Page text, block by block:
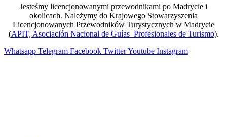
Jesteśmy licencjonowanymi przewodnikami po Madrycie i
okolicach. Należymy do Krajowego Stowarzyszenia
Licencjonowanych Przewodników Turystycznych w Madrycie
(APIT, Asociación Nacional de Guías Profesionales de Turismo).
Whatsapp Telegram Facebook TwitterYoutube Instagram